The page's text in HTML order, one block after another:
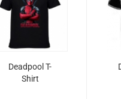
Deadpool T-
Shirt